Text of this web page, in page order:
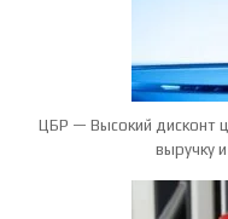
ЦБР — Высокий дисконт
выручку